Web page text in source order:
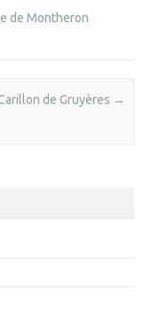
de Montheron
de Gruyères →